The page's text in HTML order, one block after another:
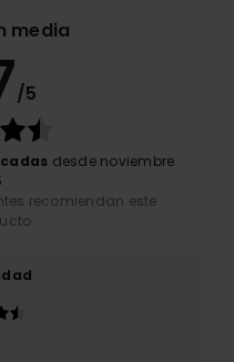
media
/5
desde noviembre
recomiendan este